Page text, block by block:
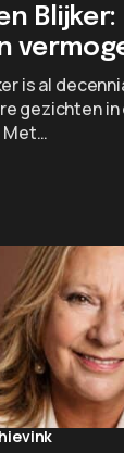
is al
gezichten
Met…